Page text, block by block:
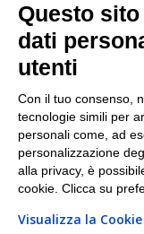
I nostri punti di
Torino|Milano|
Questo
dati
utenti
Con il tuo consenso,
tecnologie simili per
personali come, ad
personalizzazione
alla privacy, è
cookie. Clicca su
Visualizza la